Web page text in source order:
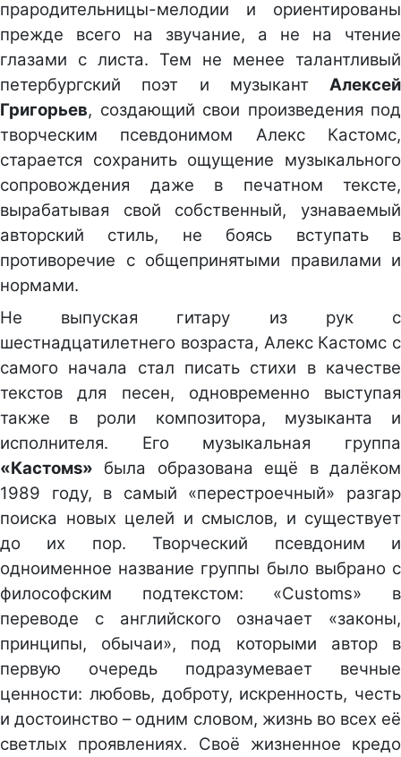
прародительницы-мелодии и ориентированы
прежде всего на звучание, а не на чтение
глазами с листа. Тем не менее талантливый
петербургский поэт и музыкант Алексей
Григорьев, создающий свои произведения под
творческим псевдонимом Алекс Кастомс,
старается сохранить ощущение музыкального
сопровождения даже в печатном тексте,
вырабатывая свой собственный, узнаваемый
авторский стиль, не боясь вступать в
противоречие с общепринятыми правилами и
нормами.
Не выпуская гитару из рук с
шестнадцатилетнего возраста, Алекс Кастомс с
самого начала стал писать стихи в качестве
текстов для песен, одновременно выступая
также в роли композитора, музыканта и
исполнителя. Его музыкальная группа
«Кастомs» была образована ещё в далёком
1989 году, в самый «перестроечный» разгар
поиска новых целей и смыслов, и существует
до их пор. Творческий псевдоним и
одноименное название группы было выбрано с
философским подтекстом: «Customs» в
переводе с английского означает «законы,
принципы, обычаи», под которыми автор в
первую очередь подразумевает вечные
ценности: любовь, доброту, искренность, честь
и достоинство – одним словом, жизнь во всех её
светлых проявлениях. Своё жизненное кредо